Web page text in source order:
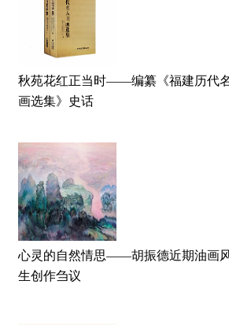
秋苑花红正当时——编纂《福建历代
画选集》史话
心灵的自然情思——胡振德近期油画
生创作刍议